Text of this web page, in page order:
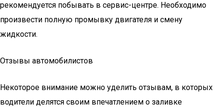
рекомендуется побывать в сервис-центре. Необходимо
произвести полную промывку двигателя и смену
жидкости.
Отзывы автомобилистов
Некоторое внимание можно уделить отзывам, в которых
водители делятся своим впечатлением о заливке